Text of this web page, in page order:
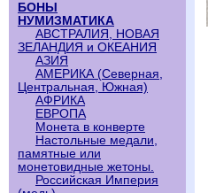
БОНЫ
НУМИЗМАТИКА
АВСТРАЛИЯ, НОВАЯ
ЗЕЛАНДИЯ и ОКЕАНИЯ
АЗИЯ
АМЕРИКА (Северная,
Центральная, Южная)
АФРИКА
ЕВРОПА
Монета в конверте
Настольные медали,
памятные или
монетовидные жетоны.
Российская Империя